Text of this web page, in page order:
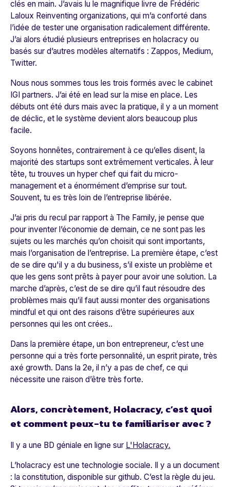
clés en main. J’avais lu le magnifique livre de Frédéric
Laloux Reinventing organizations, qui m’a conforté dans
l’idée de tester une organisation radicalement différente.
J’ai alors étudié plusieurs entreprises en holacracy ou
basés sur d’autres modèles alternatifs : Zappos, Medium,
Twitter.
Nous nous sommes tous les trois formés avec le cabinet
IGI partners. J’ai été en lead sur la mise en place. Les
débuts ont été durs mais avec la pratique, il y a un moment
de déclic, et le système devient alors beaucoup plus
facile.
Soyons honnêtes, contrairement à ce qu’elles disent, la
majorité des startups sont extrêmement verticales. À leur
tête, tu trouves un hyper chef qui fait du micro-
management et a énormément d’emprise sur tout.
Souvent, tu es très loin de l’entreprise libérée.
J’ai pris du recul par rapport à The Family, je pense que
pour inventer l’économie de demain, ce ne sont pas les
sujets ou les marchés qu’on choisit qui sont importants,
mais l’organisation de l’entreprise. La première étape, c’est
de se dire qu'il y a du business, s’il existe un problème et
que les gens sont prêts à payer pour avoir une solution. La
marche d’après, c’est de se dire qu’il faut résoudre des
problèmes mais qu’il faut aussi monter des organisations
mindful et qui ont des raisons d’être supérieures aux
personnes qui les ont crées..
Dans la première étape, un bon entrepreneur, c’est une
personne qui a très forte personnalité, un esprit pirate, très
axé growth. Dans la 2e, il n’y a pas de chef, ce qui
nécessite une raison d’être très forte.
Alors, concrètement, Holacracy, c’est quoi
et comment peux-tu te familiariser avec ?
Il y a une BD géniale en ligne sur L'Holacracy.
L’holacracy est une technologie sociale. Il y a un document
: la constitution, disponible sur github. C’est la règle du jeu.